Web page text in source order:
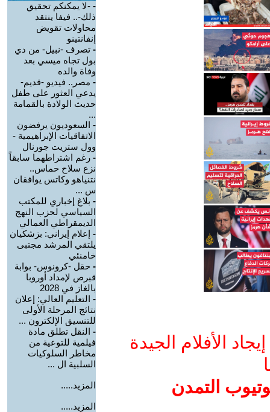
الأفلام الجيدة
التمدن
- -لا يمكنكم تحقيق
ذلك-.. فيفا ينتقد
محاولات تقويض
إنفانتينو
- تصرف -نبيل- من دي
بول تجاه ميسي بعد
وفاة والده
- مصر.. فيديو -قديم-
يدعي العثور على طفل
حديث الولادة بالقمامة
...
- السعوديون يرفضون
الاتفاقيات الإبراهيمية -
وول ستريت جورنال
- رغم اشتراطهما سابقاً
نزع سلاح حماس..
نتنياهو وكاتس يوافقان
س ...
- بلاغ إخباري للمكتب
السياسي لحزب النهج
الديمقراطي العمالي
- إعلام إيراني: بزشكيان
يلتقي المرشد مجتبى
خامنئي
- حقل -كرونوس- بوابة
قبرص لإمداد أوروبا
بالغاز في 2028
- التعليم العالي: إعلان
نتائج المرحلة الأولى
للتنسيق الإلكترون ...
- النقل تطلق مادة
فيلمية للتوعية من
مخاطر السلوكيات
السلبية ال ...
المزيد.....
المزيد.....